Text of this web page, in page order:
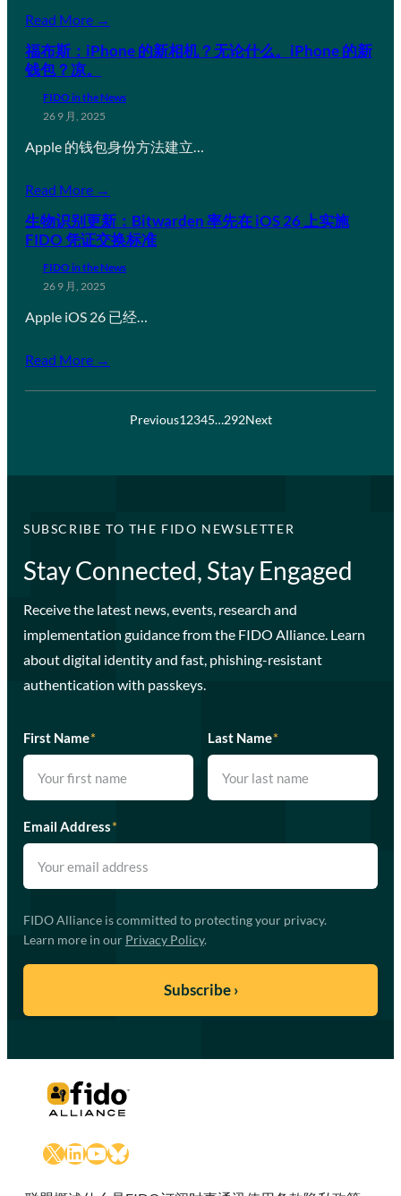
Read More →
福布斯：iPhone 的新相机？无论什么。iPhone 的新
钱包？凉。
FIDO in the News
26 9 月, 2025
Apple 的钱包身份方法建立…
Read More →
生物识别更新：Bitwarden 率先在 iOS 26 上实施
FIDO 凭证交换标准
FIDO in the News
26 9 月, 2025
Apple iOS 26 已经…
Read More →
Previous12345…292Next
SUBSCRIBE TO THE FIDO NEWSLETTER
Stay Connected, Stay Engaged
Receive the latest news, events, research and
implementation guidance from the FIDO Alliance. Learn
about digital identity and fast, phishing-resistant
authentication with passkeys.
First Name* Last Name*
Email Address*
FIDO Alliance is committed to protecting your privacy.
Learn more in our Privacy Policy.
X LinkedIn
YouTube
Bluesky